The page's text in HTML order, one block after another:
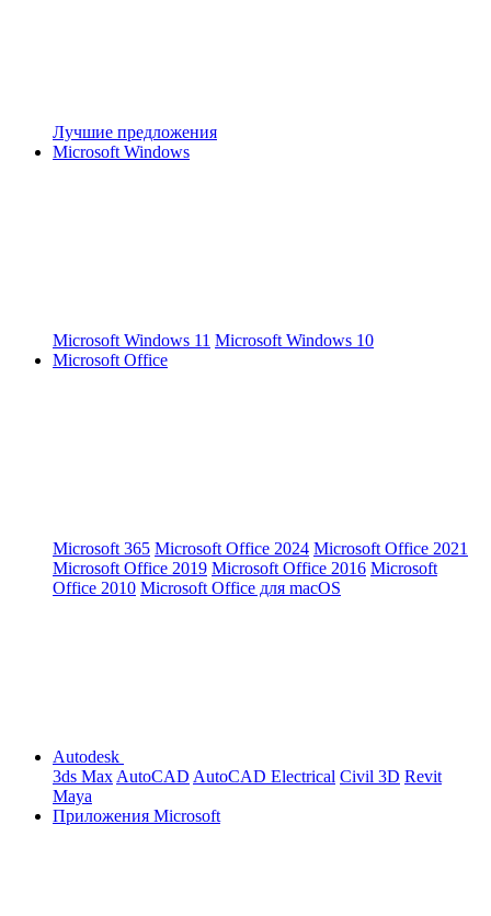
Лучшие предложения
Microsoft Windows
Microsoft Windows 11 Microsoft Windows 10
Microsoft Office
Microsoft 365 Microsoft Office 2024 Microsoft Office 2021
Microsoft Office 2019 Microsoft Office 2016 Microsoft
Office 2010 Microsoft Office для macOS
Autodesk
3ds Max AutoCAD AutoCAD Electrical Civil 3D Revit
Maya
Приложения Microsoft